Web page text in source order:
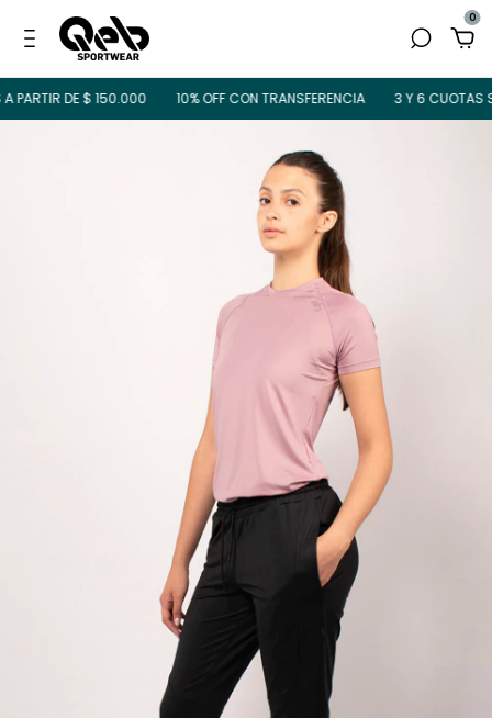
0
DE $ 150.000 10% OFF CON TRANSFERENCIA 3 Y 6 CUOTAS